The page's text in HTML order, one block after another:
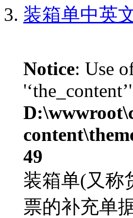
装箱单中英
Notice: Use
49
装箱单(又称
票的补充单